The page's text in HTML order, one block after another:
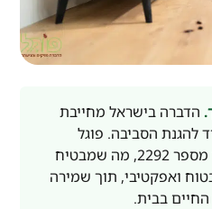
הדברה בישראל מחייבת
הסביבה. פוגל
הדברה פועלת תחת היתר מספר 2292, מה שמבטיח
ואפקטיבי, תוך שמירה
החיים בבית.